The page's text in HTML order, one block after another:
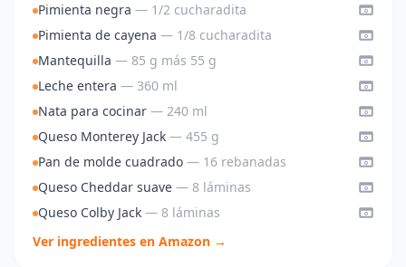
Pimienta negra — 1/2 cucharadita
Pimienta de cayena — 1/8 cucharadita
Mantequilla — 85 g más 55 g
Leche entera — 360 ml
Nata para cocinar — 240 ml
Queso Monterey Jack — 455 g
Pan de molde cuadrado — 16 rebanadas
Queso Cheddar suave — 8 láminas
Queso Colby Jack — 8 láminas
Ver ingredientes en Amazon →